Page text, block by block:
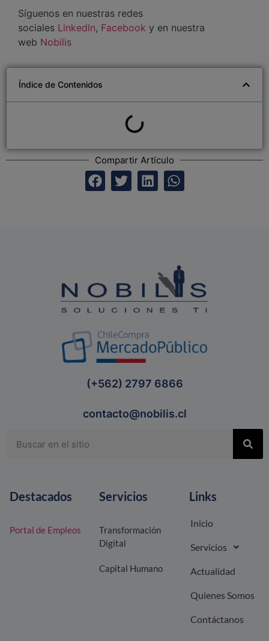
Síguenos en nuestras redes
sociales Linkedln, Facebook y en nuestra
web Nobilis
Índice de Contenidos
Compartir Artículo
(+562) 2797 6866
contacto@nobilis.cl
Destacados
Portal de Empleos
Servicios
Transformación
Digital
Capital Humano
Links
Inicio
Servicios
Actualidad
Quienes Somos
Contáctanos